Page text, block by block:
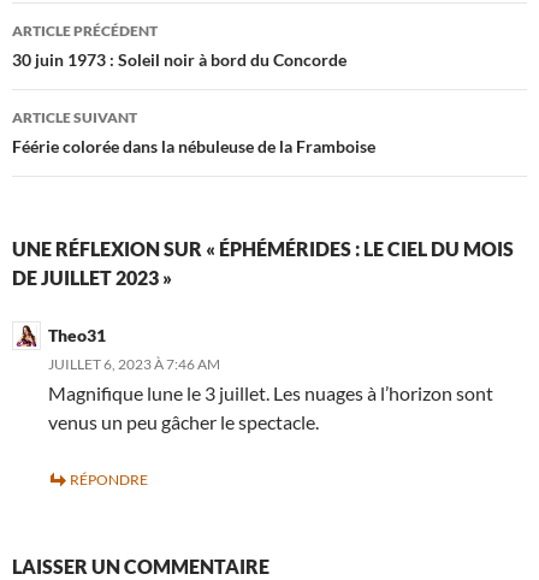
Navigation
des
articles
ARTICLE PRÉCÉDENT
30 juin 1973 : Soleil noir à bord du Concorde
ARTICLE SUIVANT
Féérie colorée dans la nébuleuse de la Framboise
UNE RÉFLEXION SUR « ÉPHÉMÉRIDES : LE CIEL DU MOIS
DE JUILLET 2023 »
Theo31
JUILLET 6, 2023 À 7:46 AM
Magnifique lune le 3 juillet. Les nuages à l’horizon sont
venus un peu gâcher le spectacle.
RÉPONDRE
LAISSER UN COMMENTAIRE